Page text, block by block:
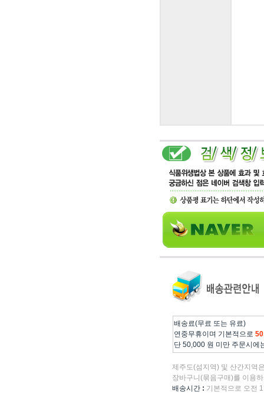
배송료(무료 또는 유료)
연중무휴이며 기본적으로
단 50,000 원 미만 주문시에
제주도(섬지역) 및 산간지역
장바구니(묶음구매)를 이용
배송시간 : 기본적으로 오전